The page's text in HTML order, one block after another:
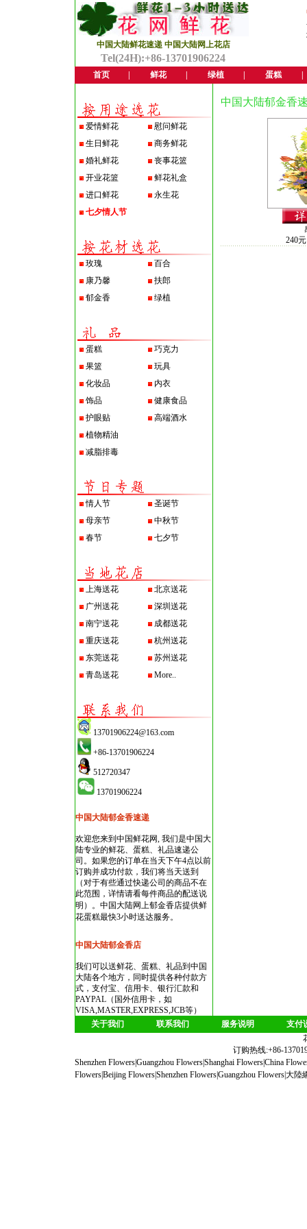
中国大陆鲜花速递 中国大陆网上花店
Tel(24H):+86-13701906224
首页 鲜花 绿植 蛋糕
爱情鲜花
慰问鲜花
生日鲜花
商务鲜花
婚礼鲜花
丧事花篮
开业花篮
鲜花礼盒
进口鲜花
永生花
七夕情人节
玫瑰
百合
康乃馨
扶郎
郁金香
绿植
蛋糕
巧克力
果篮
玩具
化妆品
内衣
饰品
健康食品
护眼贴
高端酒水
植物精油
减脂排毒
情人节
圣诞节
母亲节
中秋节
春节
七夕节
上海送花
北京送花
广州送花
深圳送花
南宁送花
成都送花
重庆送花
杭州送花
东莞送花
苏州送花
青岛送花
More..
13701906224@163.com
+86-13701906224
512720347
13701906224
中国大陆郁金香速递
欢迎您来到中国鲜花网, 我们是中国大
陆专业的鲜花、蛋糕、礼品速递公
司。如果您的订单在当天下午4点以前
订购并成功付款，我们将当天送到
（对于有些通过快递公司的商品不在
此范围，详情请看每件商品的配送说
明）。 中国大陆网上郁金香店提供鲜
花蛋糕最快3小时送达服务。
中国大陆郁金香店
我们可以送鲜花、蛋糕、礼品到中国
大陆各个地方，同时提供各种付款方
式，支付宝、信用卡、银行汇款和
PAYPAL（国外信用卡，如
VISA,MASTER,EXPRESS,JCB等）
中国大陆郁金香
240
关于我们 联系我们 服务说明
支付
订购热线:+86-
Shenzhen FlowersGuangzhou FlowersShanghai FlowersChina
FlowersBeijing FlowersShenzhen FlowersGuangzhou Flowers大陸